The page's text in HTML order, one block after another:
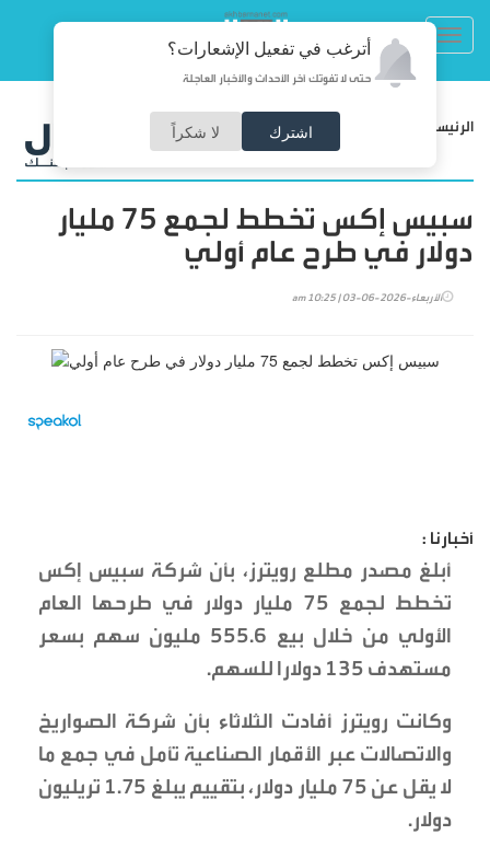
أترغب في تفعيل الإشعارات؟
حتى لا تفوتك آخر الأحداث والأخبار العاجلة
اشترك لا شكراً الرئيسية
سبيس إكس تخطط لجمع 75 مليار
دولار في طرح عام أولي
الأربعاء-2026-06-03 | 10:25 am
أخبارنا :
أبلغ مصدر مطلع رويترز، بأن شركة سبيس إكس
تخطط لجمع 75 مليار دولار في طرحها العام
الأولي من خلال بيع 555.6 مليون سهم بسعر
مستهدف 135 دولارا للسهم.
وكانت رويترز أفادت الثلاثاء بأن شركة الصواريخ
والاتصالات عبر الأقمار الصناعية تأمل في جمع ما
لا يقل عن 75 مليار دولار، بتقييم يبلغ 1.75 تريليون
دولار.